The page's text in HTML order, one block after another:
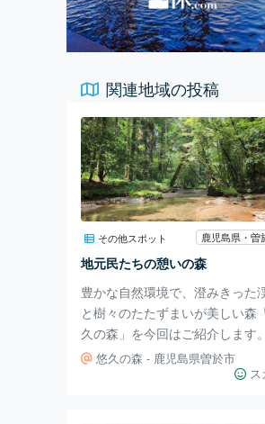
関連地域の投稿
その他スポット 鹿児島県・曽
地元民たちの憩いの森
豊かな自然環境で、澄みきった
と樹々のたたずまいが美しい森
久の森」を今回はご紹介します。
平成15年には美しい日本の歩き
なる道500選に選ばれ、未来永
悠久の森 - 鹿児島県曽於市
ス